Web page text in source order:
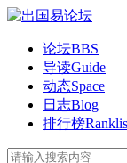
论坛BBS
导读Guide
动态Space
日志Blog
排行榜